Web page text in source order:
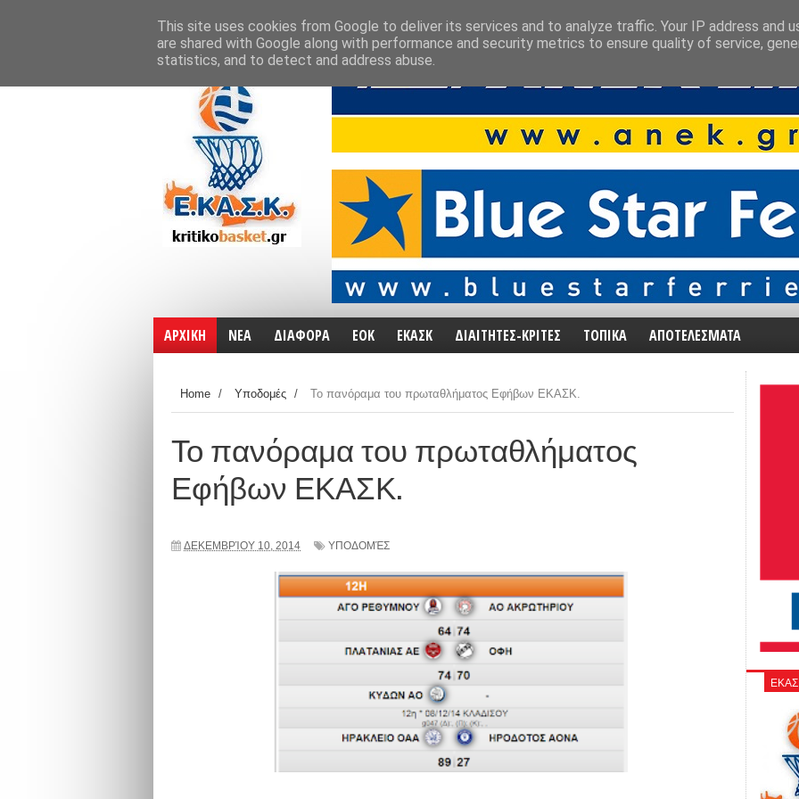
ΑΡΧΙΚΗ ΝΕΑ ΔΙΑΦΟΡΑ ΕΟΚ ΕΚΑΣΚ ΔΙΑΙΤΗΤΕΣ-ΚΡΙΤΕΣ ΤΟΠΙΚΑ ΑΠΟΤΕΛΕΣΜΑΤΑ
Home / Υποδομές / Το πανόραμα του πρωταθλήματος Εφήβων ΕΚΑΣΚ.
Το πανόραμα του πρωταθλήματος
Εφήβων ΕΚΑΣΚ.
ΔΕΚΕΜΒΡΊΟΥ 10, 2014 ΥΠΟΔΟΜΈΣ
This site uses cookies from Google to deliver its services and to analyze traffic. Your IP address and
are shared with Google along with performance and security metrics to ensure quality of service,
statistics, and to detect and address abuse.